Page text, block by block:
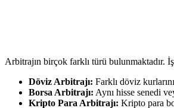
Arbitrajın birçok farklı türü bulunmaktadır.
Döviz Arbitrajı: Farklı döviz
Borsa Arbitrajı: Aynı hisse senedi
Kripto Para Arbitrajı: Kripto para